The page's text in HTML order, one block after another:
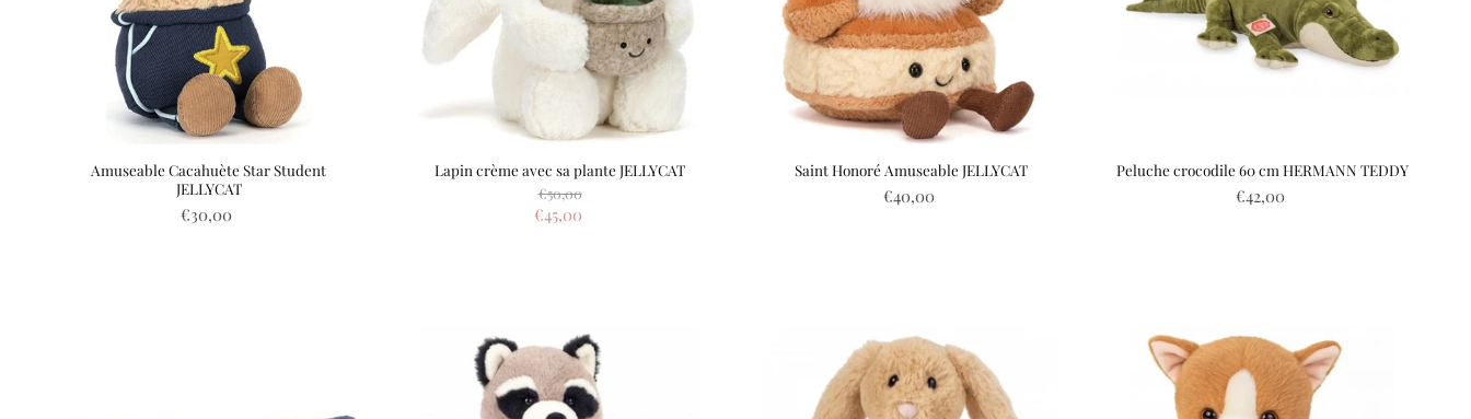
Amuseable Cacahuète Star Student
JELLYCAT
€30,00
Lapin crème avec sa plante JELLYCAT
Prix
d'origine
€50,00
Prix
€45,00
Saint Honoré Amuseable JELLYCAT
€40,00
Peluche crocodile 60 cm HERMANN TEDDY
€42,00